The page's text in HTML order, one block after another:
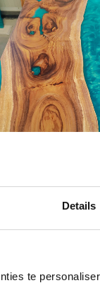
Details
te